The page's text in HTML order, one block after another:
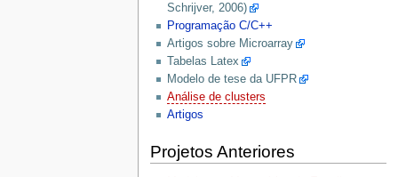
Schrijver, 2006)
Programação C/C++
Artigos sobre Microarray
Tabelas Latex
Modelo de tese da UFPR
Análise de clusters
Artigos
Projetos Anteriores